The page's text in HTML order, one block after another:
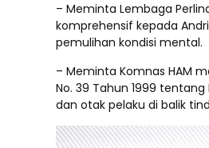
– Meminta Lembaga
komprehensif kepada
pemulihan kondisi mental.
– Meminta Komnas HAM
No. 39 Tahun 1999
dan otak pelaku di balik